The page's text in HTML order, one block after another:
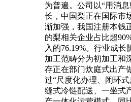
为普遍。公司以“用消
长，中国梨正在国际市
渐加强，我国注册本钱
的梨相关企业占比超
入的76.19%。行业成长
加工范畴分为初加工和
存正在部门炊庭式出产
过“尺度化办理、闭环
缝式冷链配送、一坐式